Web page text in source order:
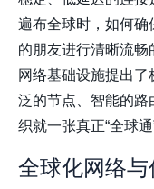
遍布全球时，如何确
的朋友进行清晰流
网络基础设施提出
泛的节点、智能的路
织就一张真正“全球通
全球化网络